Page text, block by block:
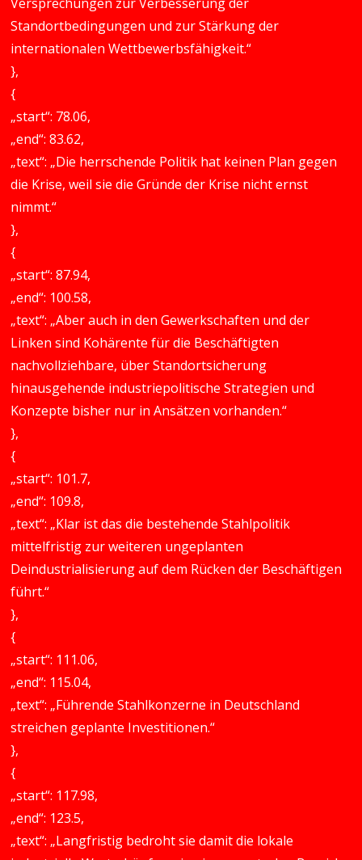
Versprechungen zur Verbesserung der
Standortbedingungen und zur Stärkung der
internationalen Wettbewerbsfähigkeit.“
},
{
„start“: 78.06,
„end“: 83.62,
„text“: „Die herrschende Politik hat keinen Plan gegen
die Krise, weil sie die Gründe der Krise nicht ernst
nimmt.“
},
{
„start“: 87.94,
„end“: 100.58,
„text“: „Aber auch in den Gewerkschaften und der
Linken sind Kohärente für die Beschäftigten
nachvollziehbare, über Standortsicherung
hinausgehende industriepolitische Strategien und
Konzepte bisher nur in Ansätzen vorhanden.“
},
{
„start“: 101.7,
„end“: 109.8,
„text“: „Klar ist das die bestehende Stahlpolitik
mittelfristig zur weiteren ungeplanten
Deindustrialisierung auf dem Rücken der Beschäftigen
führt.“
},
{
„start“: 111.06,
„end“: 115.04,
„text“: „Führende Stahlkonzerne in Deutschland
streichen geplante Investitionen.“
},
{
„start“: 117.98,
„end“: 123.5,
„text“: „Langfristig bedroht sie damit die lokale